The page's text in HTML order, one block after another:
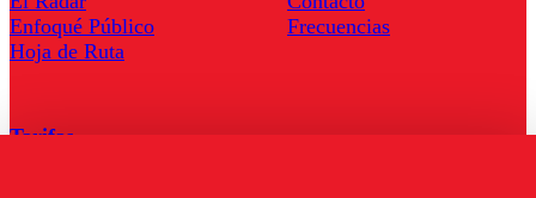
Enfoqué Público
Hoja de Ruta
Frecuencias
Tarifas